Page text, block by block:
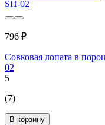
796 ₽
Совковая лопата в
02
5
(7)
В корзину